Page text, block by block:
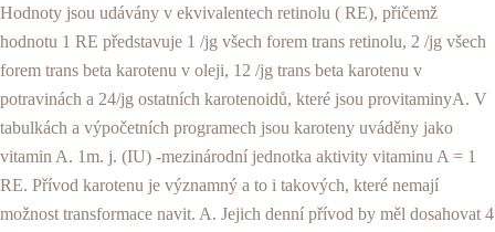
Hodnoty jsou udávány v ekvivalentech retinolu ( RE), přičemž
hodnotu 1 RE představuje 1 /jg všech forem trans retinolu, 2 /jg všech
forem trans beta karotenu v oleji, 12 /jg trans beta karotenu v
potravinách a 24/jg ostatních karotenoidů, které jsou provitaminyA. V
tabulkách a výpočetních programech jsou karoteny uváděny jako
vitamin A. 1m. j. (IU) -mezinárodní jednotka aktivity vitaminu A = 1
RE. Pří­vod karotenu je významný a to i takových, které nemají
možnost transformace navit. A. Jejich denní přívod by měl dosahovat 4